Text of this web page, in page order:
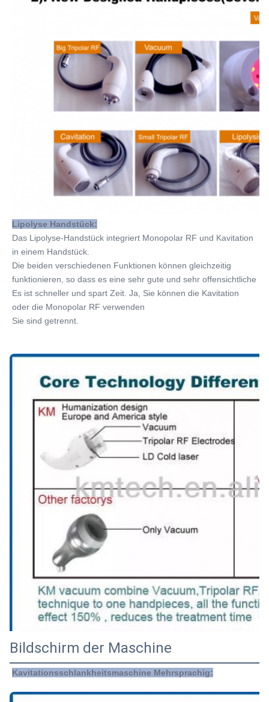
Lipolyse Handstück:
Das Lipolyse-Handstück integriert Monopolar RF und Kavitation
in einem Handstück.
Die beiden verschiedenen Funktionen können gleichzeitig
funktionieren, so dass es eine sehr gute und sehr offensichtliche
Es ist schneller und spart Zeit. Ja, Sie können die Kavitation
oder die Monopolar RF verwenden
Sie sind getrennt.
Bildschirm der Maschine
Kavitationsschlankheitsmaschine Mehrsprachig: